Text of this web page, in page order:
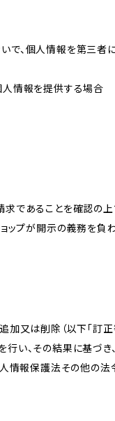
、個人情報を第三者
人情報を提供する場合
であることを確認の上
ップが開示の義務を負
又は削除（以下「訂正
い、その結果に基づ
情報保護法その他の法